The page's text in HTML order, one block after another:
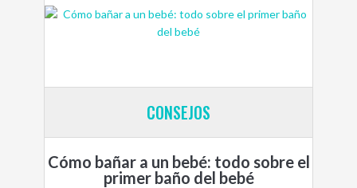
CONSEJOS
Cómo bañar a un bebé: todo sobre el
primer baño del bebé